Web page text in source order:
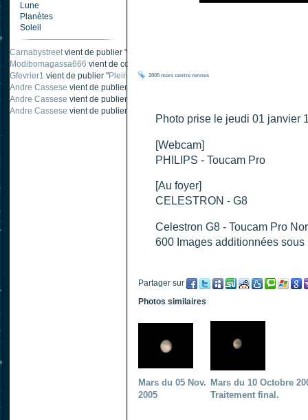
Lune
Planètes
Soleil
Jp Chavaudravient de publier "Nébuleuse de la Flamme_NGC2024
Carnabystreetvient de publier "Ombre traînée de condensation
Modibomagassa666vient de commenter "Ombre portée d'une traînée d'avion
Gfevrier1vient de publier "Pleine Lune - 9 Aout 205
Andre Cassese vient de publier "
Andre Cassese vient de publier "
2005 mars centre rennes
Photo prise le jeudi 01 janvier
[Webcam]
PHILIPS - Toucam Pro
[Au foyer]
CELESTRON - G8
Celestron G8 - Toucam Pro
600 Images additionnées sous
Partager sur
Photos similaires
Mars du 05 Nov.
2005
Mars du 10 Octobre
Traitement final.